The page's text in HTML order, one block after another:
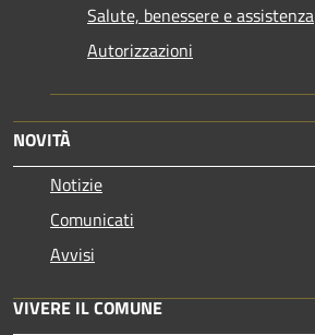
Salute, benessere e assistenza
Autorizzazioni
NOVITÀ
Notizie
Comunicati
Avvisi
VIVERE IL COMUNE